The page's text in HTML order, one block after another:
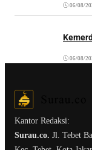
06/08/
06/08/
Kantor Redaksi:
Surau.co. Jl. Tebet